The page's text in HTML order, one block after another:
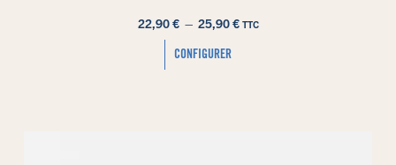
22,90€ – 25,90€ TTC
CONFIGURER